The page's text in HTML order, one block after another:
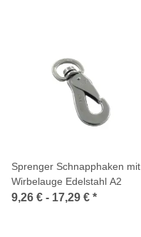
Sprenger Schnapphaken mit
Wirbelauge Edelstahl A2
9,26 € - 17,29 € *